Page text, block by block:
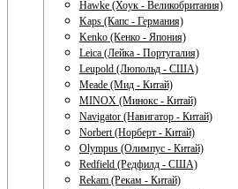
Hawke (Хоук - Великобритания)
Kaps (Капс - Германия)
Kenko (Кенко - Япония)
Leica (Лейка - Португалия)
Leupold (Люпольд - США)
Meade (Мид - Китай)
MINOX (Минокс - Китай)
Navigator (Навигатор - Китай)
Norbert (Норберт - Китай)
Olympus (Олимпус - Китай)
Redfield (Редфилд - США)
Rekam (Рекам - Китай)